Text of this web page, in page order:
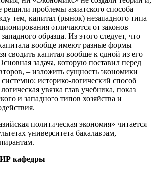
решили проблемы азиатского способа
тем, капитал (рынок) незападного типа
отличаются от законов
образца. Из этого следует, что
вообще имеют разные формы
сводить капитал вообще к одной из его
задача, которую поставил перед
– изложить сущность экономики
системно: историко-логический способ
увязка глав учебника, показ
и западного типов хозяйства и
политическая экономия» читается
университета бакалаврам,
кафедры